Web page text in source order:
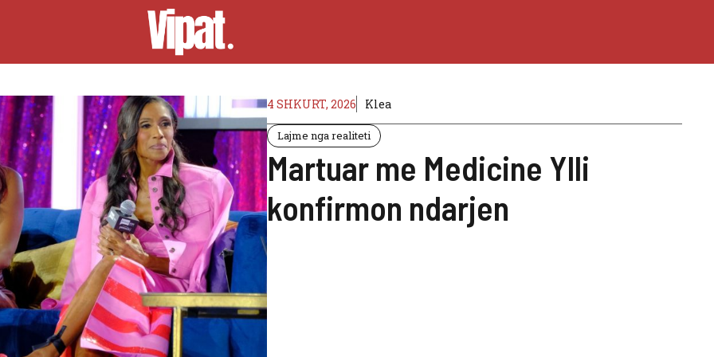
4 SHKURT, 2026 Klea
Lajme nga realiteti
Martuar me Medicine Ylli
konfirmon ndarjen